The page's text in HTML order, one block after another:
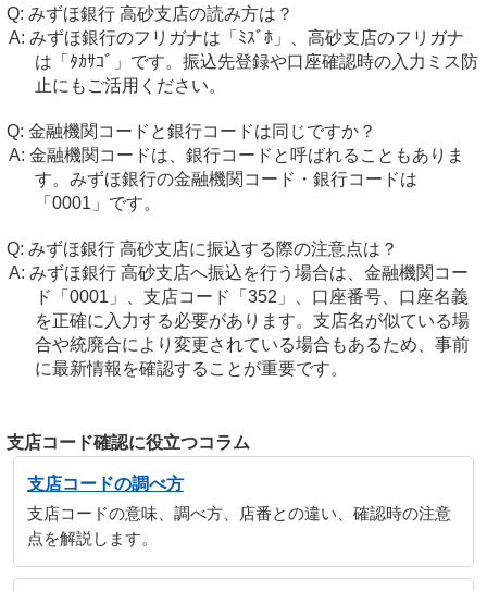
みずほ銀行 高砂支店の読み方は？
みずほ銀行のフリガナは「ﾐｽﾞﾎ」、高砂支店のフリガナ
は「ﾀｶｻｺﾞ」です。振込先登録や口座確認時の入力ミス防
止にもご活用ください。
金融機関コードと銀行コードは同じですか？
金融機関コードは、銀行コードと呼ばれることもありま
す。みずほ銀行の金融機関コード・銀行コードは
「0001」です。
みずほ銀行 高砂支店に振込する際の注意点は？
みずほ銀行 高砂支店へ振込を行う場合は、金融機関コー
ド「0001」、支店コード「352」、口座番号、口座名義
を正確に入力する必要があります。支店名が似ている場
合や統廃合により変更されている場合もあるため、事前
に最新情報を確認することが重要です。
支店コード確認に役立つコラム
支店コードの調べ方
支店コードの意味、調べ方、店番との違い、確認時の注意
点を解説します。